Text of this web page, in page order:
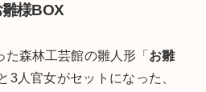
雛様BOX
森林工芸館の雛人形「 お雛
3人官女がセットになった、